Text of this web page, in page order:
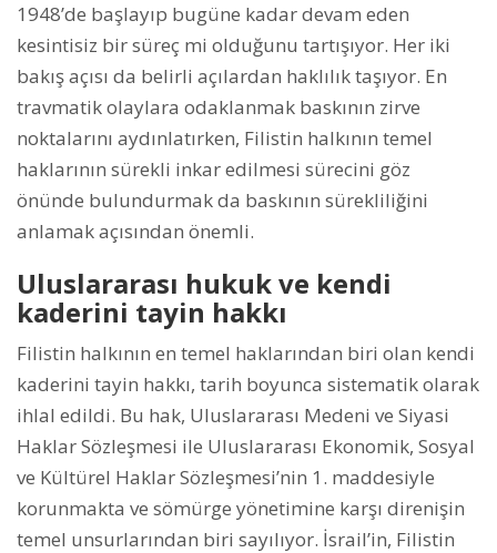
1948’de başlayıp bugüne kadar devam eden
kesintisiz bir süreç mi olduğunu tartışıyor. Her iki
bakış açısı da belirli açılardan haklılık taşıyor. En
travmatik olaylara odaklanmak baskının zirve
noktalarını aydınlatırken, Filistin halkının temel
haklarının sürekli inkar edilmesi sürecini göz
önünde bulundurmak da baskının sürekliliğini
anlamak açısından önemli.
Uluslararası hukuk ve kendi
kaderini tayin hakkı
Filistin halkının en temel haklarından biri olan kendi
kaderini tayin hakkı, tarih boyunca sistematik olarak
ihlal edildi. Bu hak, Uluslararası Medeni ve Siyasi
Haklar Sözleşmesi ile Uluslararası Ekonomik, Sosyal
ve Kültürel Haklar Sözleşmesi’nin 1. maddesiyle
korunmakta ve sömürge yönetimine karşı direnişin
temel unsurlarından biri sayılıyor. İsrail’in, Filistin